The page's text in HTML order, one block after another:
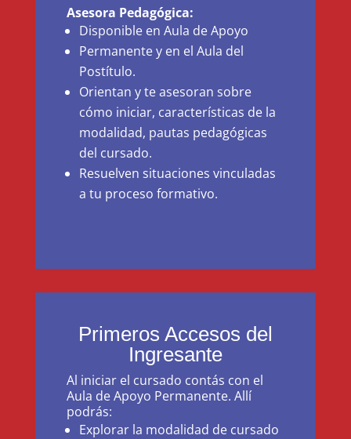
Asesora Pedagógica:
Disponible en Aula de Apoyo
Permanente y en el Aula del
Postítulo.
Orientan y te asesoran sobre
cómo iniciar, características de la
modalidad, pautas pedagógicas
del cursado.
Resuelven situaciones vinculadas
a tu proceso formativo.
Primeros Accesos del
Ingresante
Al iniciar el cursado contás con el
Aula de Apoyo Permanente. Allí
podrás:
Explorar la modalidad de cursado